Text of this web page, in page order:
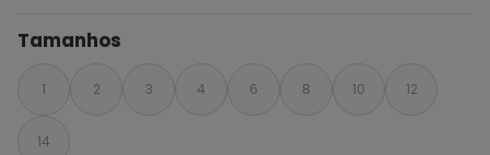
Tamanhos
1 2 3 4 6 8 10 12
14